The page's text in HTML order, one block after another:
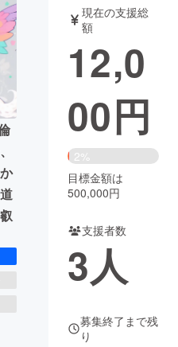
音楽
ット ゲーム・
書籍・雑誌
チャレンジ
化
CAMPFIRE Creation
コミュニティ
現在の支援総
額
12,0
00円
2%
目標金額は
500,000円
支援者数
3人
募集終了まで残
り